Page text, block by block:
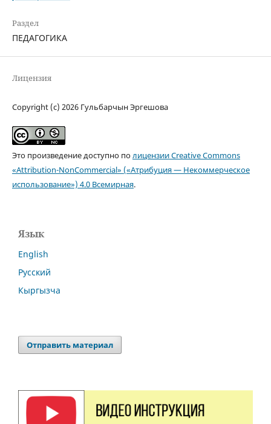
Раздел
ПЕДАГОГИКА
Лицензия
Copyright (c) 2026 Гульбарчын Эргешова
Это произведение доступно по лицензии Creative Commons
«Attribution-NonCommercial» («Атрибуция — Некоммерческое
использование») 4.0 Всемирная.
Язык
English
Русский
Кыргызча
Отправить материал